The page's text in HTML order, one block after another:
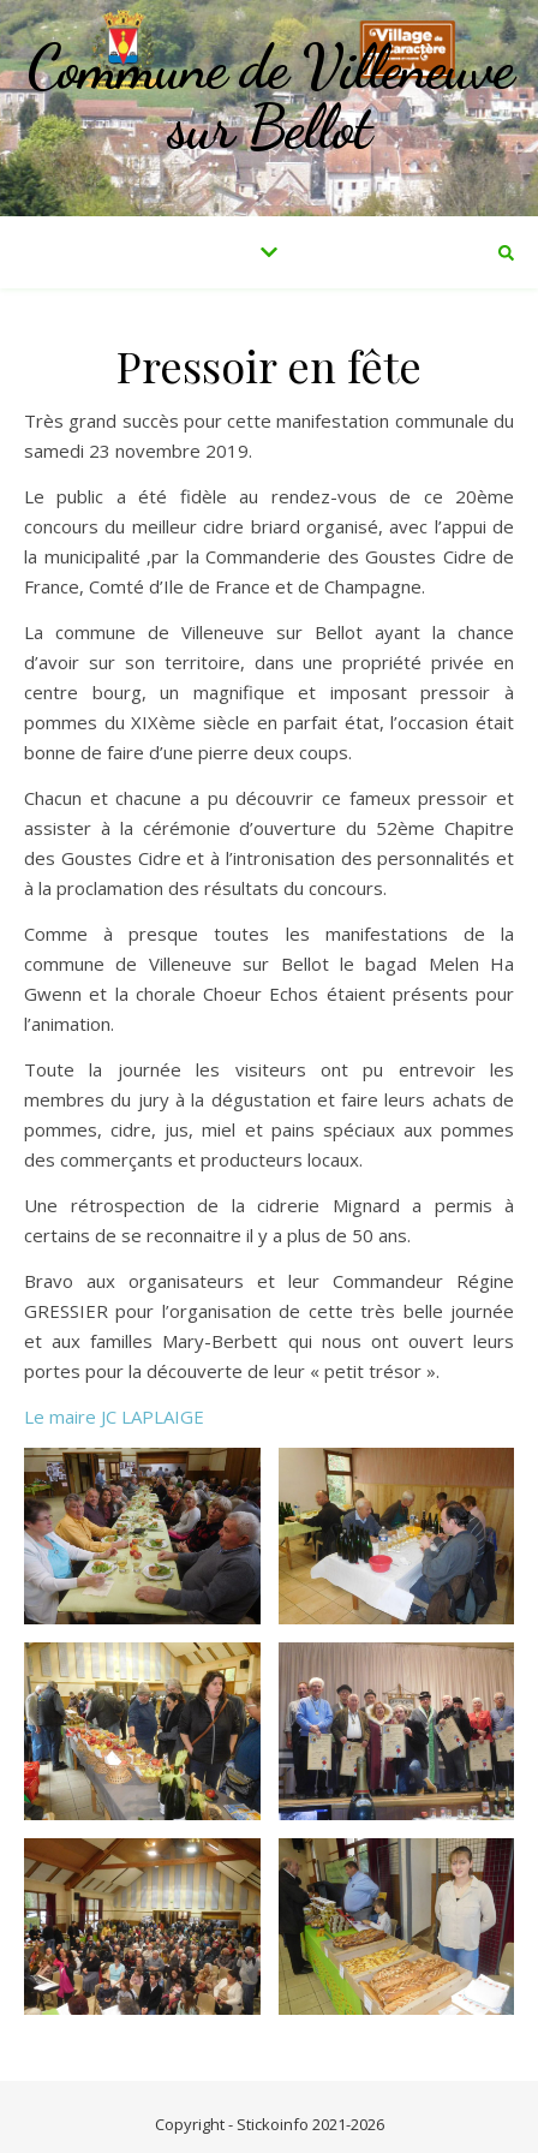
Commune de Villeneuve
sur Bellot
Pressoir en fête
Très grand succès pour cette manifestation communale du
samedi 23 novembre 2019.
Le public a été fidèle au rendez-vous de ce 20ème
concours du meilleur cidre briard organisé, avec l’appui de
la municipalité ,par la Commanderie des Goustes Cidre de
France, Comté d’Ile de France et de Champagne.
La commune de Villeneuve sur Bellot ayant la chance
d’avoir sur son territoire, dans une propriété privée en
centre bourg, un magnifique et imposant pressoir à
pommes du XIXème siècle en parfait état, l’occasion était
bonne de faire d’une pierre deux coups.
Chacun et chacune a pu découvrir ce fameux pressoir et
assister à la cérémonie d’ouverture du 52ème Chapitre
des Goustes Cidre et à l’intronisation des personnalités et
à la proclamation des résultats du concours.
Comme à presque toutes les manifestations de la
commune de Villeneuve sur Bellot le bagad Melen Ha
Gwenn et la chorale Choeur Echos étaient présents pour
l’animation.
Toute la journée les visiteurs ont pu entrevoir les
membres du jury à la dégustation et faire leurs achats de
pommes, cidre, jus, miel et pains spéciaux aux pommes
des commerçants et producteurs locaux.
Une rétrospection de la cidrerie Mignard a permis à
certains de se reconnaitre il y a plus de 50 ans.
Bravo aux organisateurs et leur Commandeur Régine
GRESSIER pour l’organisation de cette très belle journée
et aux familles Mary-Berbett qui nous ont ouvert leurs
portes pour la découverte de leur « petit trésor ».
Le maire JC LAPLAIGE
Copyright - Stickoinfo 2021-2026